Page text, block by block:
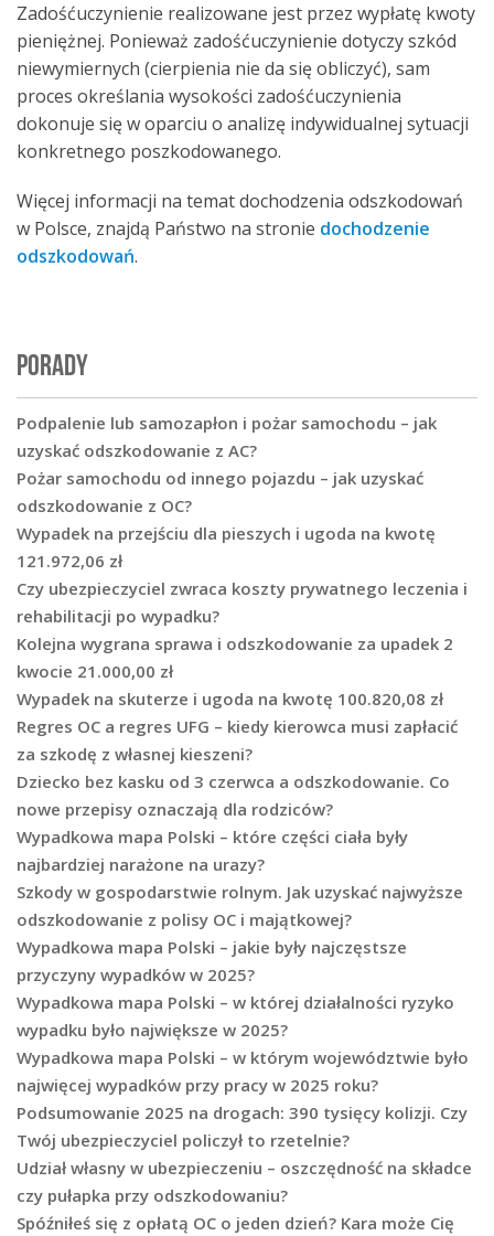
Zadośćuczynienie realizowane jest przez wypłatę kwoty
pieniężnej. Ponieważ zadośćuczynienie dotyczy szkód
niewymiernych (cierpienia nie da się obliczyć), sam
proces określania wysokości zadośćuczynienia
dokonuje się w oparciu o analizę indywidualnej sytuacji
konkretnego poszkodowanego.
Więcej informacji na temat dochodzenia odszkodowań
w Polsce, znajdą Państwo na stronie dochodzenie
odszkodowań.
PORADY
Podpalenie lub samozapłon i pożar samochodu – jak
uzyskać odszkodowanie z AC?
Pożar samochodu od innego pojazdu – jak uzyskać
odszkodowanie z OC?
Wypadek na przejściu dla pieszych i ugoda na kwotę
121.972,06 zł
Czy ubezpieczyciel zwraca koszty prywatnego leczenia i
rehabilitacji po wypadku?
Kolejna wygrana sprawa i odszkodowanie za upadek 2
kwocie 21.000,00 zł
Wypadek na skuterze i ugoda na kwotę 100.820,08 zł
Regres OC a regres UFG – kiedy kierowca musi zapłacić
za szkodę z własnej kieszeni?
Dziecko bez kasku od 3 czerwca a odszkodowanie. Co
nowe przepisy oznaczają dla rodziców?
Wypadkowa mapa Polski – które części ciała były
najbardziej narażone na urazy?
Szkody w gospodarstwie rolnym. Jak uzyskać najwyższe
odszkodowanie z polisy OC i majątkowej?
Wypadkowa mapa Polski – jakie były najczęstsze
przyczyny wypadków w 2025?
Wypadkowa mapa Polski – w której działalności ryzyko
wypadku było największe w 2025?
Wypadkowa mapa Polski – w którym województwie było
najwięcej wypadków przy pracy w 2025 roku?
Podsumowanie 2025 na drogach: 390 tysięcy kolizji. Czy
Twój ubezpieczyciel policzył to rzetelnie?
Udział własny w ubezpieczeniu – oszczędność na składce
czy pułapka przy odszkodowaniu?
Spóźniłeś się z opłatą OC o jeden dzień? Kara może Cię